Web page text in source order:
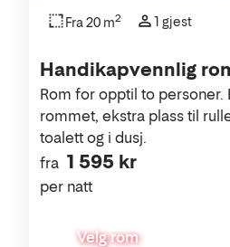
Handikapvennlig
fra 1 595 kr
per natt
Rom for opptil to personer.
rommet, ekstra plass til
toalett og i dusj.
Velg rom
Fra 20 m2 1 gjest